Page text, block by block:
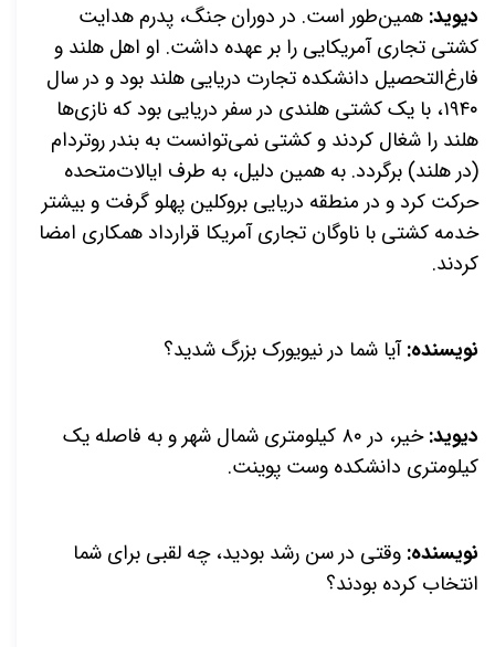
دیوید: همین‌طور است. در دوران جنگ، پدرم هدایت
کشتی تجاری آمریکایی را بر عهده داشت. او اهل هلند و
فارغ‌التحصیل دانشکده تجارت دریایی هلند بود و در سال
۱۹۴۰، با یک کشتی هلندی در سفر دریایی بود که نازی‌ها
هلند را شغال کردند و کشتی نمی‌توانست به بندر روتردام
(در هلند) برگردد. به همین دلیل، به طرف ایالات‌متحده
حرکت کرد و در منطقه دریایی بروکلین پهلو گرفت و بیشتر
خدمه کشتی با ناوگان تجاری آمریکا قرارداد همکاری امضا
کردند.
نویسنده:آیا شما در نیویورک بزرگ شدید؟
دیوید:
خیر، در ۸۰ کیلومتری شمال شهر و به فاصله یک
کیلومتری دانشکده وست پوینت.
نویسنده: وقتی در سن رشد بودید، چه لقبی برای شما
انتخاب کرده بودند؟